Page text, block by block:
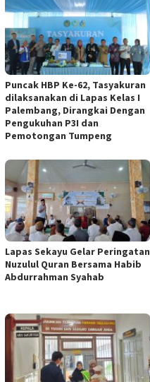
Puncak HBP Ke-62, Tasyakuran
dilaksanakan di Lapas Kelas I
Palembang, Dirangkai Dengan
Pengukuhan P3I dan
Pemotongan Tumpeng
Lapas Sekayu Gelar Peringatan
Nuzulul Quran Bersama Habib
Abdurrahman Syahab